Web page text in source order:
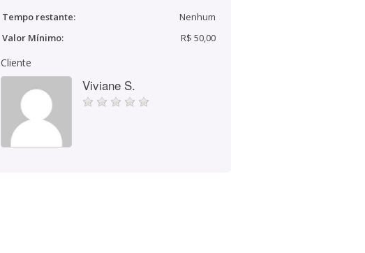
Tempo restante:
Nenhum
Valor Mínimo:
R$ 50,00
Cliente
Viviane S.